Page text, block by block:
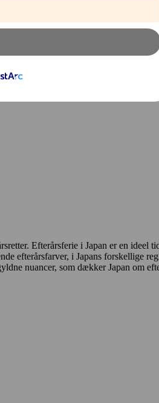
Efterårsferie i Japan er en ideel
efterårsfarver, i Japans forskellige
nuancer, som dækker Japan om